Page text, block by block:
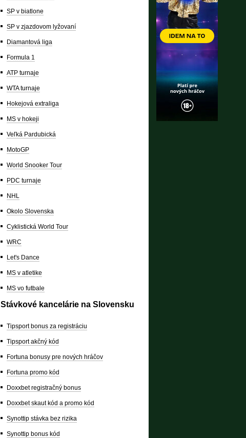
SP v biatlone
SP v zjazdovom lyžovaní
Diamantová liga
Formula 1
ATP turnaje
WTA turnaje
Hokejová extraliga
MS v hokeji
Veľká Pardubická
MotoGP
World Snooker Tour
PDC turnaje
NHL
Okolo Slovenska
Cyklistická World Tour
WRC
Let's Dance
MS v atletike
MS vo futbale
Stávkové kancelárie na Slovensku
Tipsport bonus za registráciu
Tipsport akčný kód
Fortuna bonusy pre nových hráčov
Fortuna promo kód
Doxxbet registračný bonus
Doxxbet skaut kód a promo kód
Synottip stávka bez rizika
Synottip bonus kód